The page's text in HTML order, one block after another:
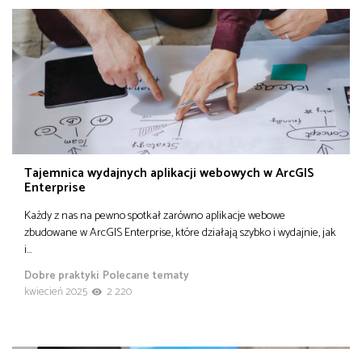
Tajemnica wydajnych aplikacji webowych w ArcGIS
Enterprise
Każdy z nas na pewno spotkał zarówno aplikacje webowe
zbudowane w ArcGIS Enterprise, które działają szybko i wydajnie, jak
i…
Dobre praktyki Polecane tematy
kwiecień 2025
2 220